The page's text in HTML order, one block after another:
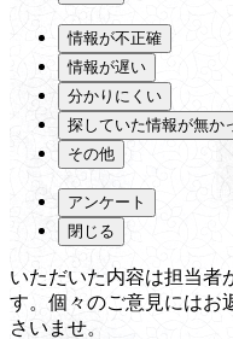
情報が不正確
情報が遅い
分かりにくい
探していた情報が無か
その他
アンケート
閉じる
いただいた内容は担当者
す。個々のご意見にはお
さいませ。